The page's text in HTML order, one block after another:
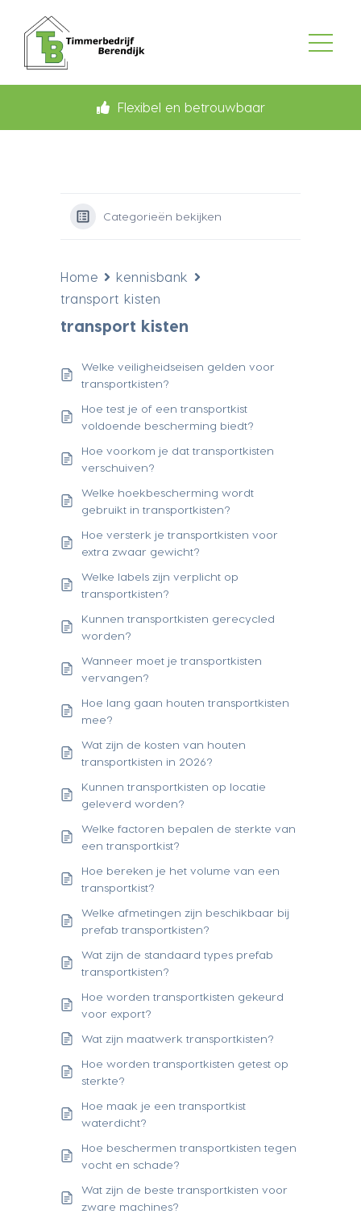
Flexibel en betrouwbaar
Categorieën bekijken
Home
kennisbank
transport kisten
transport kisten
Welke veiligheidseisen gelden voor
transportkisten?
Hoe test je of een transportkist
voldoende bescherming biedt?
Hoe voorkom je dat transportkisten
verschuiven?
Welke hoekbescherming wordt
gebruikt in transportkisten?
Hoe versterk je transportkisten voor
extra zwaar gewicht?
Welke labels zijn verplicht op
transportkisten?
Kunnen transportkisten gerecycled
worden?
Wanneer moet je transportkisten
vervangen?
Hoe lang gaan houten transportkisten
mee?
Wat zijn de kosten van houten
transportkisten in 2026?
Kunnen transportkisten op locatie
geleverd worden?
Welke factoren bepalen de sterkte van
een transportkist?
Hoe bereken je het volume van een
transportkist?
Welke afmetingen zijn beschikbaar bij
prefab transportkisten?
Wat zijn de standaard types prefab
transportkisten?
Hoe worden transportkisten gekeurd
voor export?
Wat zijn maatwerk transportkisten?
Hoe worden transportkisten getest op
sterkte?
Hoe maak je een transportkist
waterdicht?
Hoe beschermen transportkisten tegen
vocht en schade?
Wat zijn de beste transportkisten voor
zware machines?